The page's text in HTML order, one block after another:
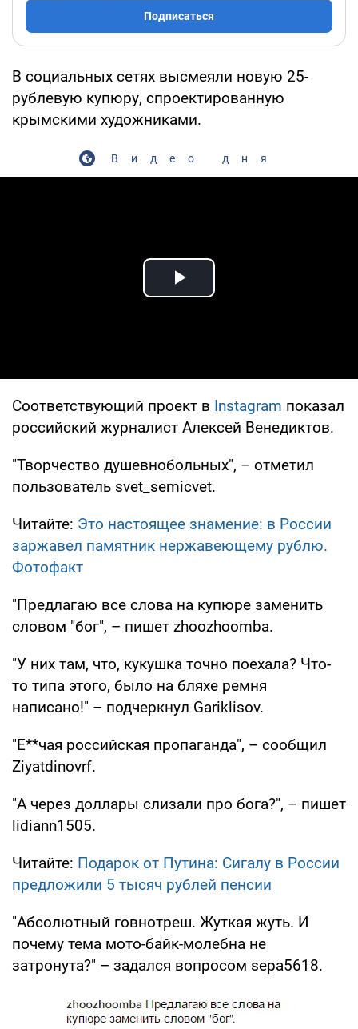
Подписаться
В социальных сетях высмеяли новую 25-
рублевую купюру, спроектированную
крымскими художниками.
Видео дня
Play Video
Соответствующий проект в Instagram показал
российский журналист Алексей Венедиктов.
"Творчество душевнобольных", – отметил
пользователь svet_semicvet.
Читайте: Это настоящее знамение: в России
заржавел памятник нержавеющему рублю.
Фотофакт
"Предлагаю все слова на купюре заменить
словом "бог", – пишет zhoozhoomba.
"У них там, что, кукушка точно поехала? Что-
то типа этого, было на бляхе ремня
написано!" – подчеркнул Gariklisov.
"Е**чая российская пропаганда", – сообщил
Ziyatdinovrf.
"А через доллары слизали про бога?", – пишет
lidiann1505.
Читайте: Подарок от Путина: Сигалу в России
предложили 5 тысяч рублей пенсии
"Абсолютный говнотреш. Жуткая жуть. И
почему тема мото-байк-молебна не
затронута?" – задался вопросом sepa5618.